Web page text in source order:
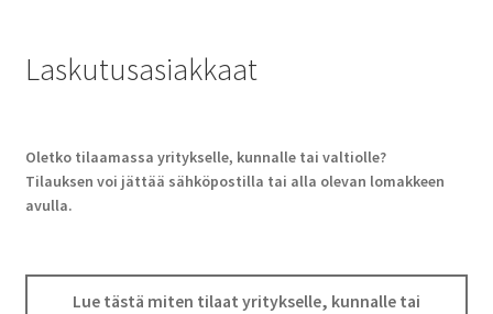
Laskutusasiakkaat
Oletko tilaamassa yritykselle, kunnalle tai valtiolle?
Tilauksen voi jättää sähköpostilla tai alla olevan lomakkeen
avulla.
Lue tästä miten tilaat yritykselle, kunnalle tai